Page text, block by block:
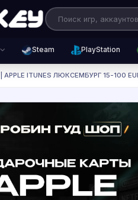
Steam PlayStation
APPLE ITUNES ЛЮКСЕМБУРГ 15-100